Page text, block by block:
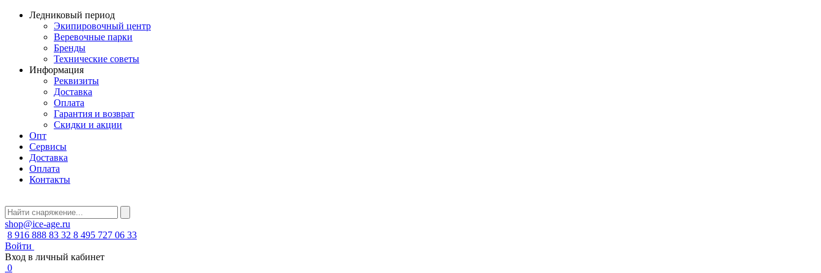
Ледниковый период
Экипировочный центр
Веревочные парки
Бренды
Технические советы
Информация
Реквизиты
Доставка
Оплата
Гарантия и возврат
Скидки и акции
Опт
Сервисы
Доставка
Оплата
Контакты
shop@ice-age.ru
8 916 888 83 32 8 495 727 06 33
Войти
Вход в личный кабинет
0